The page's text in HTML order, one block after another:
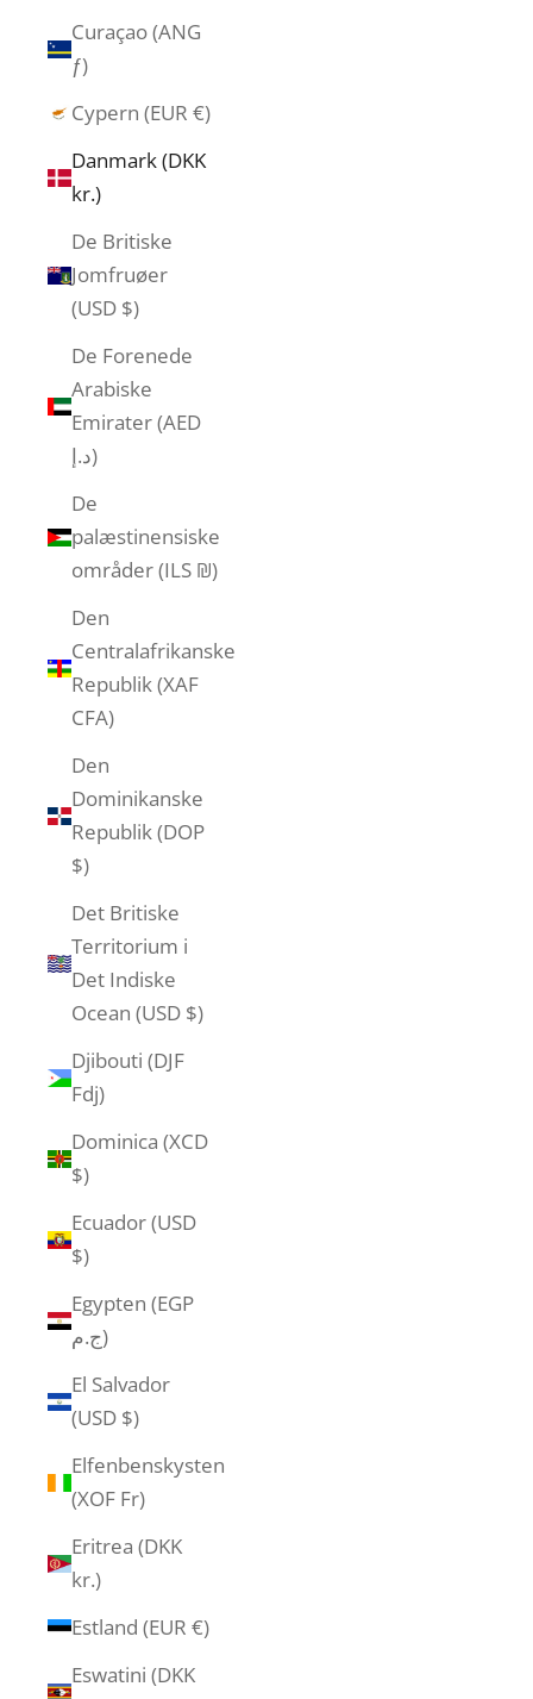
Curaçao (ANG
ƒ)
Cypern (EUR €)
Danmark (DKK
kr.)
De Britiske
Jomfruøer
(USD $)
De Forenede
Arabiske
Emirater (AED
د.إ)
De
palæstinensiske
områder (ILS ₪)
Den
Centralafrikanske
Republik (XAF
CFA)
Den
Dominikanske
Republik (DOP
$)
Det Britiske
Territorium i
Det Indiske
Ocean (USD $)
Djibouti (DJF
Fdj)
Dominica (XCD
$)
Ecuador (USD
$)
Egypten (EGP
ج.م)
El Salvador
(USD $)
Elfenbenskysten
(XOF Fr)
Eritrea (DKK
kr.)
Estland (EUR €)
Eswatini (DKK